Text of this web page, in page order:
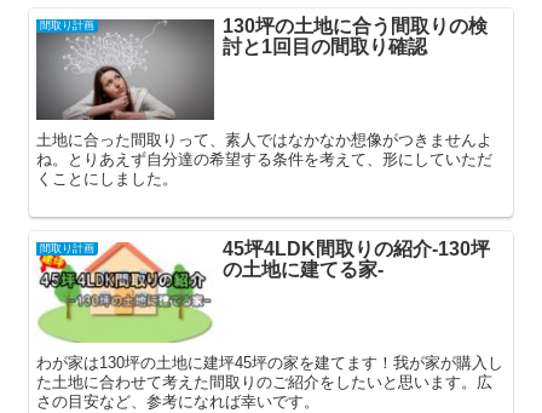
間取り計画
130坪の土地に合う間取りの検
討と1回目の間取り確認
土地に合った間取りって、素人ではなかなか想像がつきませんよ
ね。とりあえず自分達の希望する条件を考えて、形にしていただ
くことにしました。
間取り計画
45坪4LDK間取りの紹介-130坪
の土地に建てる家-
わが家は130坪の土地に建坪45坪の家を建てます！我が家が購入し
た土地に合わせて考えた間取りのご紹介をしたいと思います。広
さの目安など、参考になれば幸いです。